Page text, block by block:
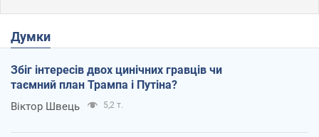
Думки
Збіг інтересів двох цинічних гравців чи
таємний план Трампа і Путіна?
Віктор Швець 5,2 т.